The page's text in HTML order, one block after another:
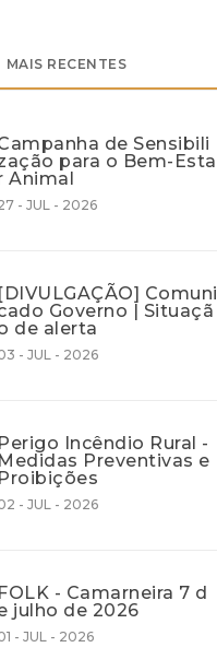
MAIS RECENTES
de Sensibili
para o Bem-Esta
Animal
- JUL - 2026
[DIVULGAÇÃO] Comuni
Governo | Situaçã
de alerta
- JUL - 2026
Perigo Incêndio Rural -
Medidas Preventivas e
Proibições
- JUL - 2026
FOLK - Camarneira 7 d
julho de 2026
- JUL - 2026